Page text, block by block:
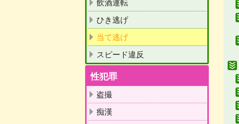
飲酒運転
ひき逃げ
当て逃げ
スピード違反
性犯罪
盗撮
痴漢